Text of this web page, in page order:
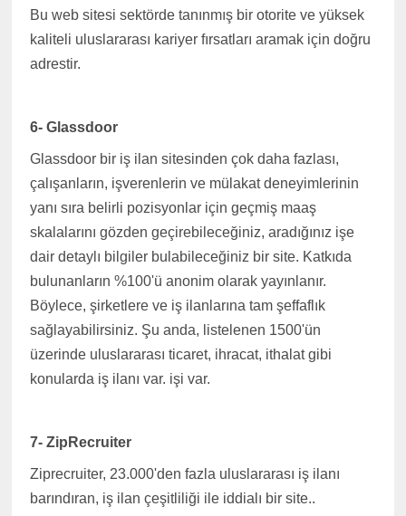
Bu web sitesi sektörde tanınmış bir otorite ve yüksek
kaliteli uluslararası kariyer fırsatları aramak için doğru
adrestir.
6- Glassdoor
Glassdoor bir iş ilan sitesinden çok daha fazlası,
çalışanların, işverenlerin ve mülakat deneyimlerinin
yanı sıra belirli pozisyonlar için geçmiş maaş
skalalarını gözden geçirebileceğiniz, aradığınız işe
dair detaylı bilgiler bulabileceğiniz bir site. Katkıda
bulunanların %100'ü anonim olarak yayınlanır.
Böylece, şirketlere ve iş ilanlarına tam şeffaflık
sağlayabilirsiniz. Şu anda, listelenen 1500'ün
üzerinde uluslararası ticaret, ihracat, ithalat gibi
konularda iş ilanı var. işi var.
7- ZipRecruiter
Ziprecruiter, 23.000'den fazla uluslararası iş ilanı
barındıran, iş ilan çeşitliliği ile iddialı bir site..